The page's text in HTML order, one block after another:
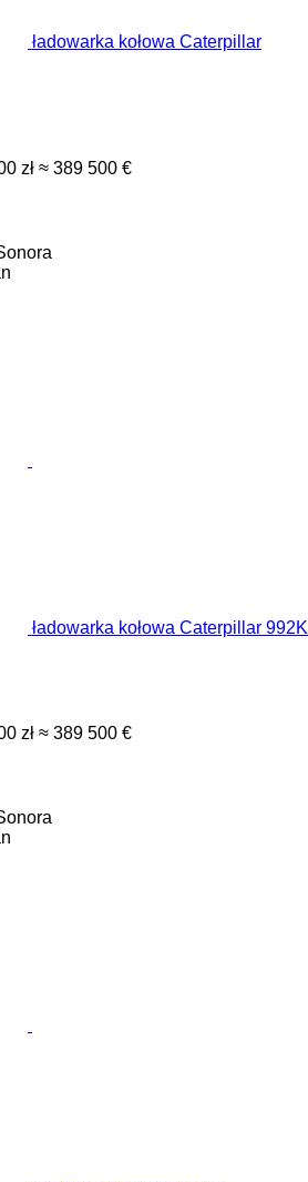
ładowarka kołowa Caterpillar
zł ≈ 389 500 €
ładowarka kołowa Caterpillar 992K
zł ≈ 389 500 €